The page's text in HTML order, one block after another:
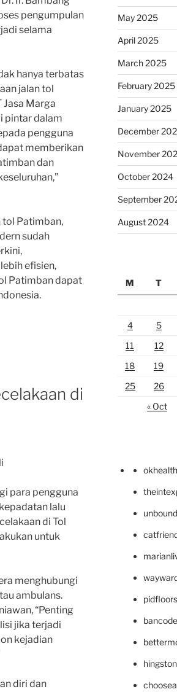
pengumpulan
selama
hanya terbatas
jalan tol
Marga
pintar dalam
pengguna
memberikan
dan
tol Patimban,
sudah
efisien,
Patimban dapat
di
para pengguna
lalu
di Tol
untuk
menghubungi
ambulans.
“Penting
jika terjadi
kejadian
diri dan
May 2025
April 2025
March 2025
February 2025
January 2025
December
November
October 2024
September
August 2024
M
T
4
5
11
12
18
19
25
26
« Oct